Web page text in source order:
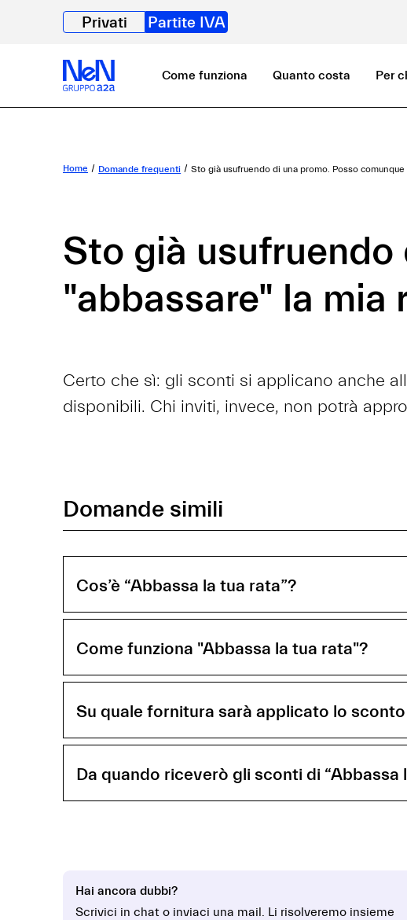
Privati Partite IVA
Come funziona Quanto costa Per
Home Domande frequenti Sto già usufruendo di una promo. Posso comunque
Sto già usufruendo
"abbassare" la mia
Certo che sì: gli sconti si applicano anche
disponibili. Chi inviti, invece, non potrà
Domande simili
Cos’è “Abbassa la tua rata”?
Come funziona "Abbassa la tua rata"?
Su quale fornitura sarà applicato lo
Da quando riceverò gli sconti di “Abbassa
Hai ancora dubbi?
Scrivici in chat o inviaci una mail. Li risolveremo insieme